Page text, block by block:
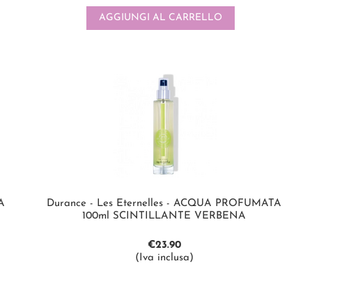
AGGIUNGI AL CARRELLO
Durance - Les Eternelles - ACQUA PROFUMATA
100ml SCINTILLANTE VERBENA
€23.90
(Iva inclusa)